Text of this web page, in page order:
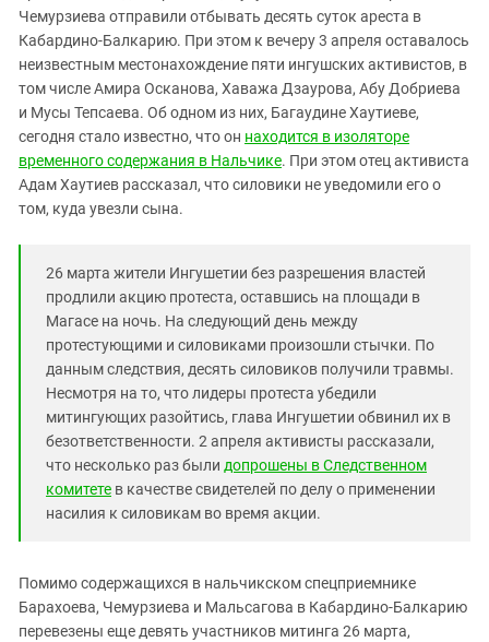
Чечня
Южная Осетия
Южный Кавказ
ЮФО
Чемурзиева отправили отбывать десять суток ареста в
Кабардино-Балкарию. При этом к вечеру 3 апреля оставалось
неизвестным местонахождение пяти ингушских активистов, в
том числе Амира Осканова, Хаважа Дзаурова, Абу Добриева
и Мусы Тепсаева. Об одном из них, Багаудине Хаутиеве,
сегодня стало известно, что он находится в изоляторе
временного содержания в Нальчике. При этом отец активиста
Адам Хаутиев рассказал, что силовики не уведомили его о
том, куда увезли сына.
26 марта жители Ингушетии без разрешения властей
продлили акцию протеста, оставшись на площади в
Магасе на ночь. На следующий день между
протестующими и силовиками произошли стычки. По
данным следствия, десять силовиков получили травмы.
Несмотря на то, что лидеры протеста убедили
митингующих разойтись, глава Ингушетии обвинил их в
безответственности. 2 апреля активисты рассказали,
что несколько раз были допрошены в Следственном
комитете в качестве свидетелей по делу о применении
насилия к силовикам во время акции.
Помимо содержащихся в нальчикском спецприемнике
Барахоева, Чемурзиева и Мальсагова в Кабардино-Балкарию
перевезены еще девять участников митинга 26 марта,